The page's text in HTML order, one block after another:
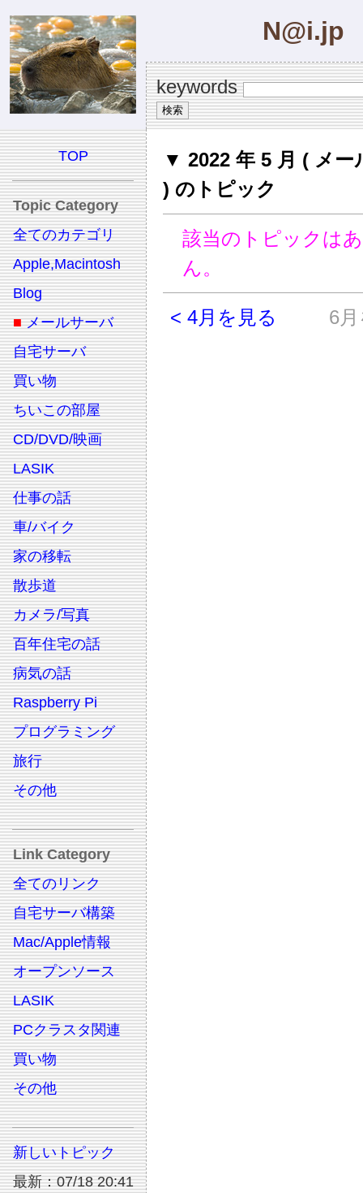
N@i.jp
keywords
TOP
Topic Category
全てのカテゴリ
Apple,Macintosh
Blog
■ メールサーバ
自宅サーバ
買い物
ちいこの部屋
CD/DVD/映画
LASIK
仕事の話
車/バイク
家の移転
散歩道
カメラ/写真
百年住宅の話
病気の話
Raspberry Pi
プログラミング
旅行
その他
Link Category
全てのリンク
自宅サーバ構築
Mac/Apple情報
オープンソース
LASIK
PCクラスタ関連
買い物
その他
新しいトピック
最新：07/18 20:41
▼ 2022 年 5 月 ( メー
) のトピック
該当のトピックは
ん。
< 4月を見る 6